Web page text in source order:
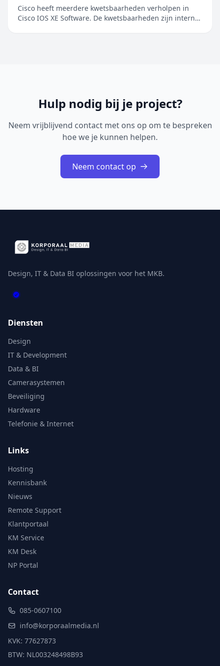
Cisco heeft meerdere kwetsbaarheden verholpen in
Cisco IOS XE Software. De kwetsbaarheden zijn intern
Hulp nodig bij je project?
Neem vrijblijvend contact met ons op om te bespreken
hoe we je kunnen helpen.
Neem contact op
Design, IT & Data BI oplossingen voor het MKB.
Diensten
Design
IT & Development
Data & BI
Camerasystemen
Beveiliging
Hardware
Telefonie & Internet
Links
Hosting
Kennisbank
Nieuws
Remote Support
Klantportaal
KM Service
KM Desk
NP Portal
Contact
085-0607100
info@korporaalmedia.nl
KVK: 77627873
BTW: NL003248498B93